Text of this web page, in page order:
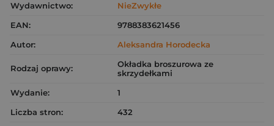
Wydawnictwo:
NieZwykłe
EAN:
9788383621456
Autor:
Aleksandra Horodecka
Rodzaj oprawy:
Okładka broszurowa ze
skrzydełkami
Wydanie:
1
Liczba stron:
432